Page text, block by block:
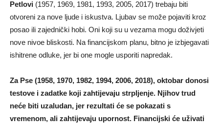
Petlovi (1957, 1969, 1981, 1993, 2005, 2017) trebaju biti
otvoreni za nove ljude i iskustva. Ljubav se može pojaviti kroz
posao ili zajednički hobi. Oni koji su u vezama mogu doživjeti
nove nivoe bliskosti. Na financijskom planu, bitno je izbjegavati
ishitrene odluke, jer bi one mogle usporiti napredak.
Za Pse (1958, 1970, 1982, 1994, 2006, 2018), oktobar donosi
testove i zadatke koji zahtijevaju strpljenje. Njihov trud
neće biti uzaludan, jer rezultati će se pokazati s
vremenom, ali zahtijevaju upornost. Financijski će uživati